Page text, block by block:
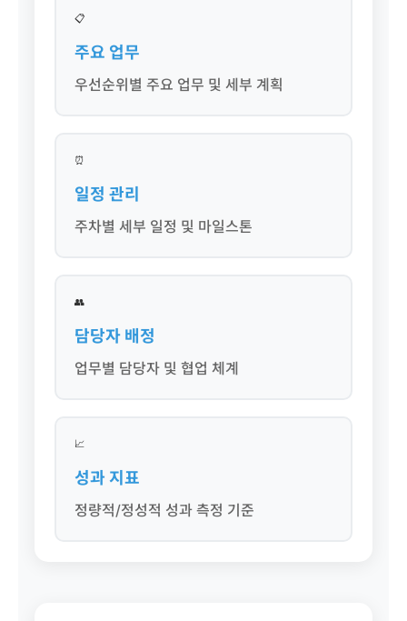
📋
주요 업무
우선순위별 주요 업무 및 세부 계획
⏰
일정 관리
주차별 세부 일정 및 마일스톤
👥
담당자 배정
업무별 담당자 및 협업 체계
📈
성과 지표
정량적/정성적 성과 측정 기준